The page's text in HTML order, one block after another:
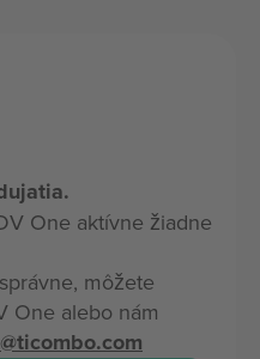
One aktívne žiadne
môžete
One alebo nám